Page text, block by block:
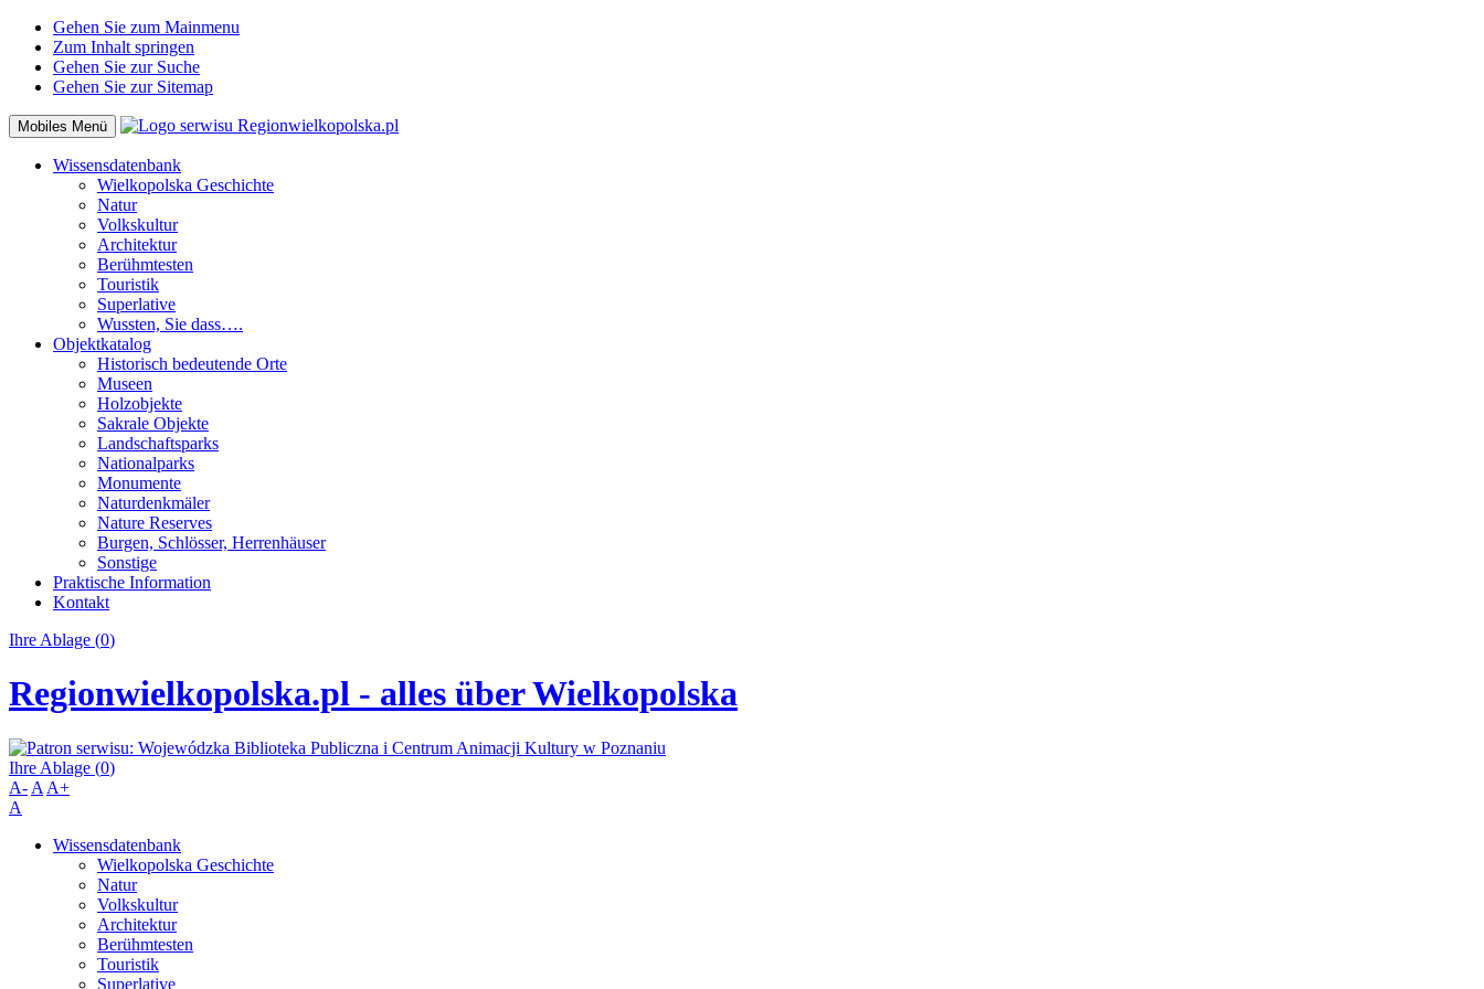
Gehen Sie zum Mainmenu
Zum Inhalt springen
Gehen Sie zur Suche
Gehen Sie zur Sitemap
Mobiles Menü
Wissensdatenbank
Wielkopolska Geschichte
Natur
Volkskultur
Architektur
Berühmtesten
Touristik
Superlative
Wussten, Sie dass….
Objektkatalog
Historisch bedeutende Orte
Museen
Holzobjekte
Sakrale Objekte
Landschaftsparks
Nationalparks
Monumente
Naturdenkmäler
Nature Reserves
Burgen, Schlösser, Herrenhäuser
Sonstige
Praktische Information
Kontakt
Ihre Ablage (0)
Regionwielkopolska.pl - alles über Wielkopolska
Ihre Ablage (0)
A- A A+
A
Wissensdatenbank
Wielkopolska Geschichte
Natur
Volkskultur
Architektur
Berühmtesten
Touristik
Superlative